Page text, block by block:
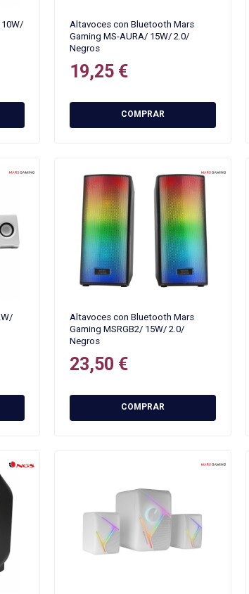
Altavoces con Bluetooth Mars
Gaming MS-AURA/ 15W/ 2.0/
Negros
19,25 €
COMPRAR
Altavoces con Bluetooth Mars
Gaming MSRGB2/ 15W/ 2.0/
Negros
23,50 €
COMPRAR